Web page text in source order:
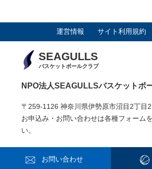
お問い合わせ
運営情報 サイト利用規約
SEAGULLS
バスケットボールクラブ
NPO法人SEAGULLSバスケットボ
〒259-1126 神奈川県伊勢原市沼目2丁目
お申込み・お問い合わせは各種フォーム
い。
2019© 特定非営利活動法人SEAGULLSバスケッ